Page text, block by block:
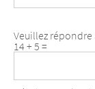
Veuillez répondre
14 + 5 =